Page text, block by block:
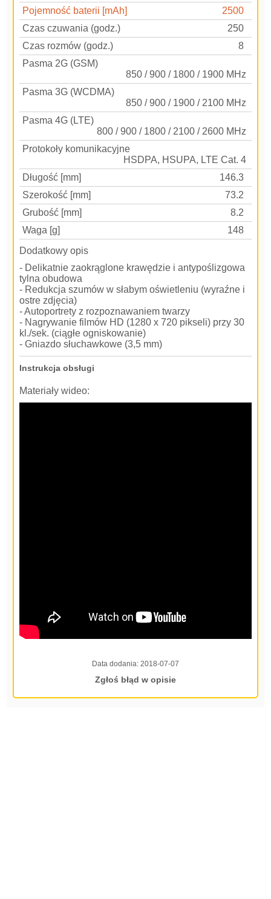
Pojemność baterii [mAh]
2500
Czas czuwania (godz.)
250
Czas rozmów (godz.)
8
Pasma 2G (GSM)
850 / 900 / 1800 / 1900 MHz
Pasma 3G (WCDMA)
850 / 900 / 1900 / 2100 MHz
Pasma 4G (LTE)
800 / 900 / 1800 / 2100 / 2600 MHz
Protokoły komunikacyjne
HSDPA, HSUPA, LTE Cat. 4
Długość [mm]
146.3
Szerokość [mm]
73.2
Grubość [mm]
8.2
Waga [g]
148
Dodatkowy opis
- Delikatnie zaokrąglone krawędzie i antypoślizgowa
tylna obudowa
- Redukcja szumów w słabym oświetleniu (wyraźne i
ostre zdjęcia)
- Autoportrety z rozpoznawaniem twarzy
- Nagrywanie filmów HD (1280 x 720 pikseli) przy 30
kl./sek. (ciągłe ogniskowanie)
- Gniazdo słuchawkowe (3,5 mm)
Instrukcja obsługi
Materiały wideo:
Data dodania: 2018-07-07
Zgłoś błąd w opisie